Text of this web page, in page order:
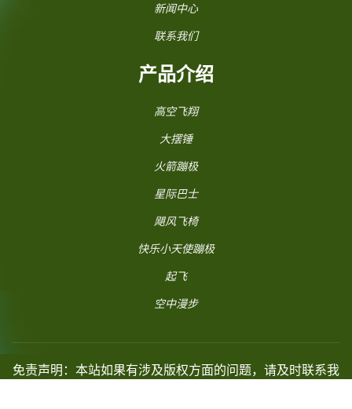
新闻中心
联系我们
产品介绍
高空飞翔
大摆锤
火箭蹦极
星际巴士
飓风飞椅
快乐小天使蹦极
起飞
空中漫步
免责声明：本站如果有涉及版权方面的问题，请及时联系我